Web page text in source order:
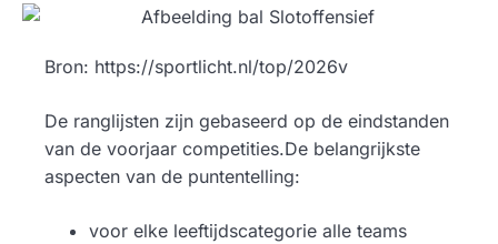
Bron: https://sportlicht.nl/top/2026v
De ranglijsten zijn gebaseerd op de eindstanden
van de voorjaar competities.De belangrijkste
aspecten van de puntentelling:
voor elke leeftijdscategorie alle teams